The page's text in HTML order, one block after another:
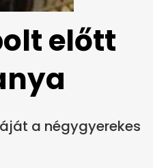
előtt
a négygyerekes